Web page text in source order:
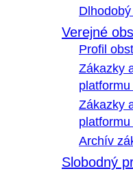
Verejné
Profil
Zákazky
Zákazky
Archív
Slobodný